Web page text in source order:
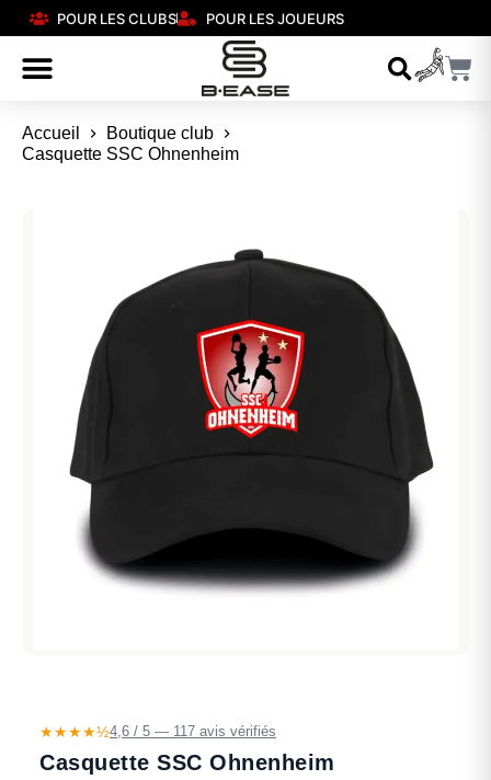
POUR LES CLUBS POUR LES JOUEURS
Accueil
Boutique club
Casquette SSC Ohnenheim
★★★★½4,6 / 5 — 117 avis vérifiés
Casquette SSC Ohnenheim